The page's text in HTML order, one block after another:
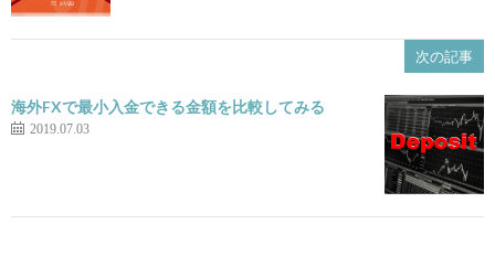
次の記事
海外FXで最小入金できる金額を比較してみる
2019.07.03